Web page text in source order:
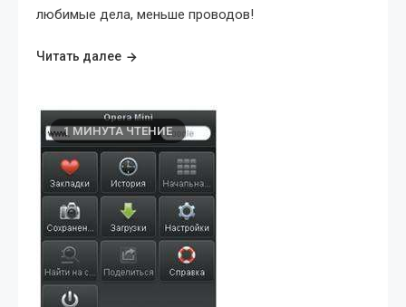
любимые дела, меньше проводов!
Читать далее
1 МИНУТА ЧТЕНИЕ